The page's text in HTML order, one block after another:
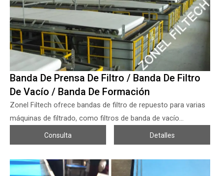
Banda De Prensa De Filtro / Banda De Filtro
De Vacío / Banda De Formación
Zonel Filtech ofrece bandas de filtro de repuesto para varias
máquinas de filtrado, como filtros de banda de vacío
horizontales (oferta de bandas de filtro de vacío), prensa de
filtro de banda (oferta de banda de filtro de prensa), filtros de
banda HVPF (filtro de banda de torre), filtros de tambor,
máquina de formación de papel o no tejido, etc. La banda de
Consulta Detalles